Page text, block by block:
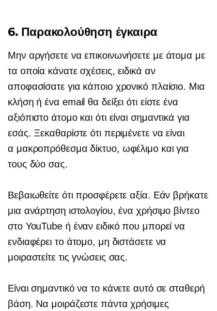
6. Παρακολούθηση έγκαιρα
Μην αργήσετε να επικοινωνήσετε με άτομα με
τα οποία κάνατε σχέσεις, ειδικά αν
αποφασίσατε για κάποιο χρονικό πλαίσιο. Μια
κλήση ή ένα email θα δείξει ότι είστε ένα
αξιόπιστο άτομο και ότι είναι σημαντικά για
εσάς. Ξεκαθαρίστε ότι περιμένετε να είναι
α μακροπρόθεσμα δίκτυο, ωφέλιμο και για
τους δύο σας.
Βεβαιωθείτε ότι προσφέρετε αξία. Εάν βρήκατε
μια ανάρτηση ιστολογίου, ένα χρήσιμο βίντεο
στο YouTube ή έναν ειδικό που μπορεί να
ενδιαφέρει το άτομο, μη διστάσετε να
μοιραστείτε τις γνώσεις σας.
Είναι σημαντικό να το κάνετε αυτό σε σταθερή
βάση. Να μοιράζεστε πάντα χρήσιμες